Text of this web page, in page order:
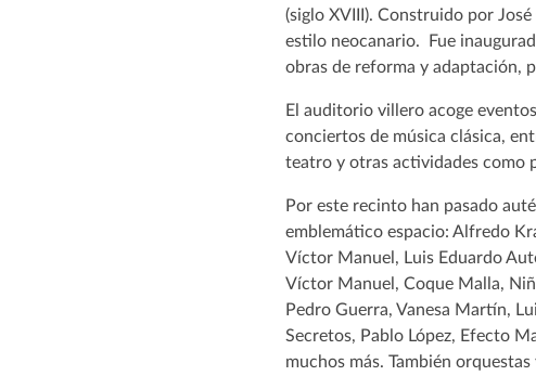
(siglo XVIII). Construido por
estilo neocanario. Fue
obras de reforma y adaptación,
El auditorio villero acoge
conciertos de música clásica,
teatro y otras actividades como
Por este recinto han pasado
emblemático espacio: Alfredo
Víctor Manuel, Luis Eduardo
Víctor Manuel, Coque Malla,
Pedro Guerra, Vanesa Martín,
Secretos, Pablo López, Efecto
muchos más. También